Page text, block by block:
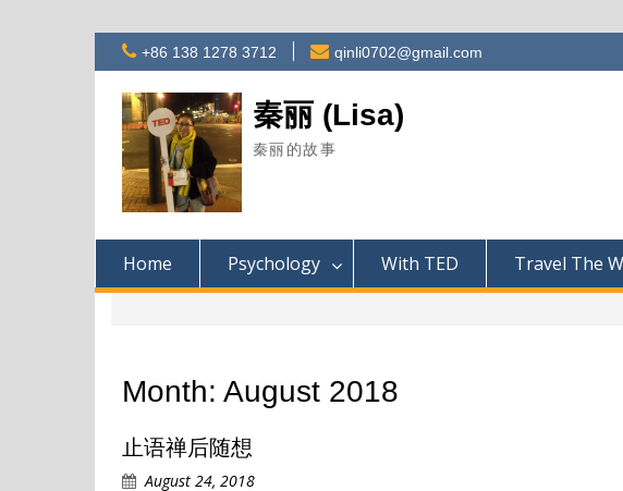
Skip
to
content
+86 138 1278 3712 qinli0702@gmail.com
秦丽 (Lisa)
秦丽的故事
Home Psychology With TED Travel The
Month: August 2018
止语禅后随想
August 24, 2018